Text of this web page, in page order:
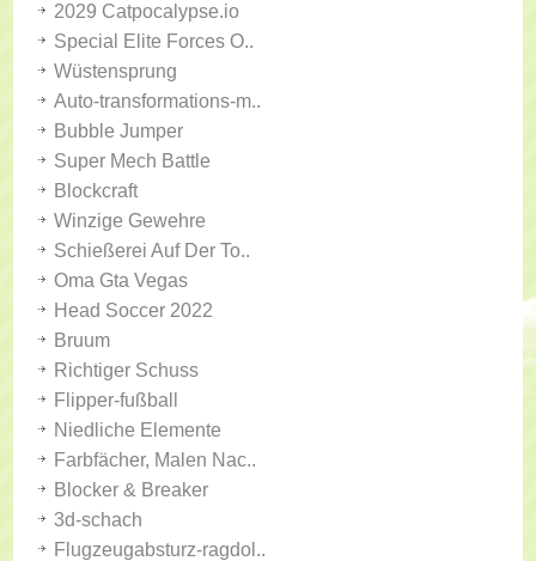
2029 Catpocalypse.io
Special Elite Forces O..
Wüstensprung
Auto-transformations-m..
Bubble Jumper
Super Mech Battle
Blockcraft
Winzige Gewehre
Schießerei Auf Der To..
Oma Gta Vegas
Head Soccer 2022
Bruum
Richtiger Schuss
Flipper-fußball
Niedliche Elemente
Farbfächer, Malen Nac..
Blocker & Breaker
3d-schach
Flugzeugabsturz-ragdol..